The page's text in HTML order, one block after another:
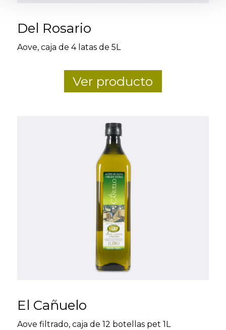
Del Rosario
Aove, caja de 4 latas de 5L
Ver producto
El Cañuelo
Aove filtrado, caja de 12 botellas pet 1L